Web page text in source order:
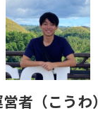
者（こうわ）